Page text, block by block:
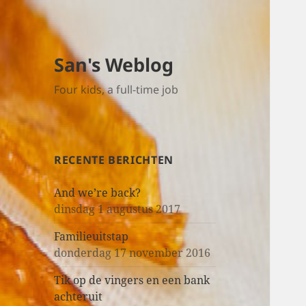
San's Weblog
Four kids, a full-time job
RECENTE BERICHTEN
And we’re back?
dinsdag 1 augustus 2017
Familieuitstap
donderdag 17 november 2016
Tik op de vingers en een bank
achteruit